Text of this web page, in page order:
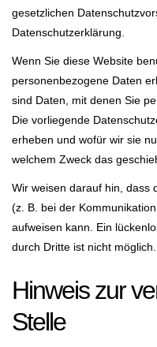
gesetzlichen
Datenschutzerklärung.
Wenn Sie diese Website
personenbezogene Daten
sind Daten, mit denen Sie
Die vorliegende
erheben und wofür wir sie
welchem Zweck das
Wir weisen darauf hin, dass
(z. B. bei der
aufweisen kann. Ein
durch Dritte ist nicht möglich.
Hinweis zur
Stelle